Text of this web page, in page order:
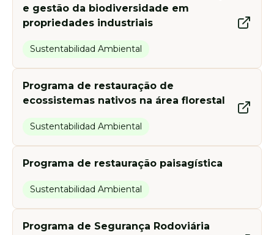
e gestão da biodiversidade em
propriedades industriais
Sustentabilidad Ambiental
Programa de restauração de
ecossistemas nativos na área florestal
Sustentabilidad Ambiental
Programa de restauração paisagística
Sustentabilidad Ambiental
Programa de Segurança Rodoviária